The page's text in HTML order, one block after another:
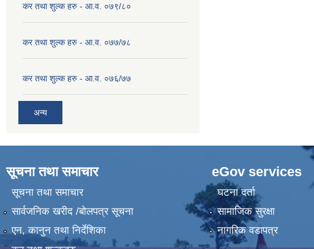
कर तथा शुल्क हरु - आ.व. ०७९/८०
कर तथा शुल्क हरु - आ.व. ०७७/७८
कर तथा शुल्क हरु - आ.व. ०७६/७७
अन्य
सूचना तथा समाचार
सूचना तथा समाचार
सार्वजनिक खरीद /बोलपत्र सूचना
एन, कानुन तथा निर्देशिका
eGov services
घटना दर्ता
सामाजिक सुरक्षा
नागरिक वडापत्र